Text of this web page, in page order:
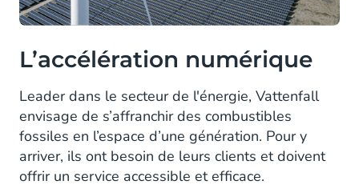
L’accélération numérique
Leader dans le secteur de l'énergie, Vattenfall
envisage de s’affranchir des combustibles
fossiles en l’espace d’une génération. Pour y
arriver, ils ont besoin de leurs clients et doivent
offrir un service accessible et efficace.